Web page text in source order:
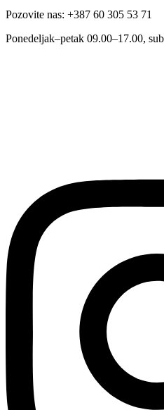
Pozovite nas: +387 60 305 53 71
Ponedeljak–petak 09.00–17.00,